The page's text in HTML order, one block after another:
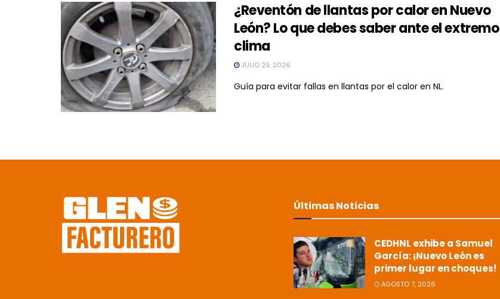
¿Reventón de llantas por calor en Nuevo
León? Lo que debes saber ante el extremo
clima
JULIO 29, 2026
Guía para evitar fallas en llantas por el calor en NL.
Últimas Noticias
CEDHNL exhibe a Samuel
García: ¡Nuevo León es
primer lugar en choques!
AGOSTO 7, 2026